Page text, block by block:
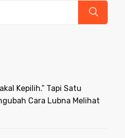
Kepilih.” Tapi Satu
Cara Lubna Melihat